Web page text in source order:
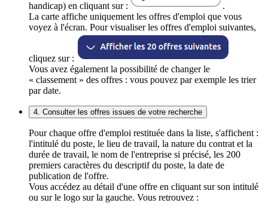
handicap) en cliquant sur :
.
La carte affiche uniquement les offres d'emploi que vous
voyez à l'écran. Pour visualiser les offres d'emploi suivantes,
cliquez sur :
Vous avez également la possibilité de changer le
« classement » des offres : vous pouvez par exemple les trier
par date.
4. Consulter les offres issues de votre recherche
Pour chaque offre d'emploi restituée dans la liste, s'affichent :
l'intitulé du poste, le lieu de travail, la nature du contrat et la
durée de travail, le nom de l'entreprise si précisé, les 200
premiers caractères du descriptif du poste, la date de
publication de l'offre.
Vous accédez au détail d'une offre en cliquant sur son intitulé
ou sur le logo sur la gauche. Vous retrouvez :